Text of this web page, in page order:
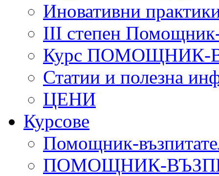
Иновативни
III степен Помощник-
Курс ПОМОЩНИК-
Статии и полезна
ЦЕНИ
Курсове
Помощник-
ПОМОЩНИК-